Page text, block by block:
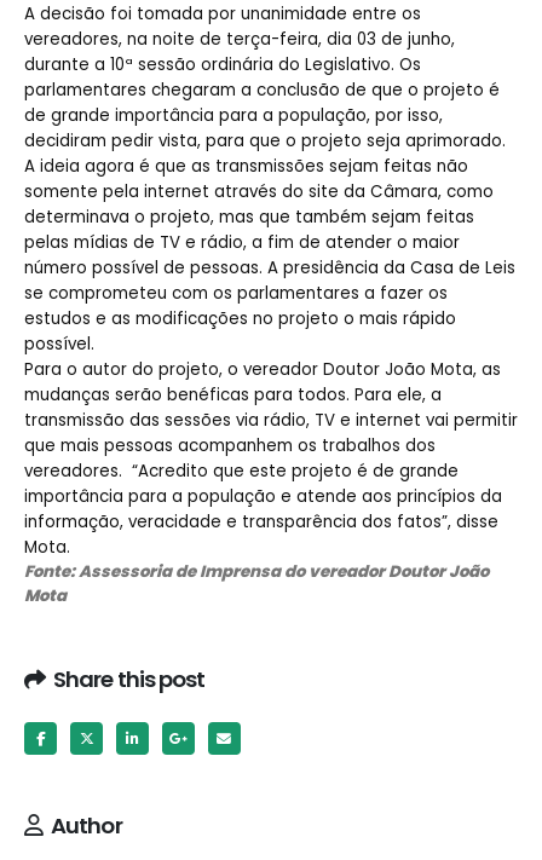
A decisão foi tomada por unanimidade entre os
vereadores, na noite de terça-feira, dia 03 de junho,
durante a 10ª sessão ordinária do Legislativo. Os
parlamentares chegaram a conclusão de que o projeto é
de grande importância para a população, por isso,
decidiram pedir vista, para que o projeto seja aprimorado.
A ideia agora é que as transmissões sejam feitas não
somente pela internet através do site da Câmara, como
determinava o projeto, mas que também sejam feitas
pelas mídias de TV e rádio, a fim de atender o maior
número possível de pessoas. A presidência da Casa de Leis
se comprometeu com os parlamentares a fazer os
estudos e as modificações no projeto o mais rápido
possível.
Para o autor do projeto, o vereador Doutor João Mota, as
mudanças serão benéficas para todos. Para ele, a
transmissão das sessões via rádio, TV e internet vai permitir
que mais pessoas acompanhem os trabalhos dos
vereadores. “Acredito que este projeto é de grande
importância para a população e atende aos princípios da
informação, veracidade e transparência dos fatos”, disse
Mota.
Fonte: Assessoria de Imprensa do vereador Doutor João
Mota
Share this post
Author